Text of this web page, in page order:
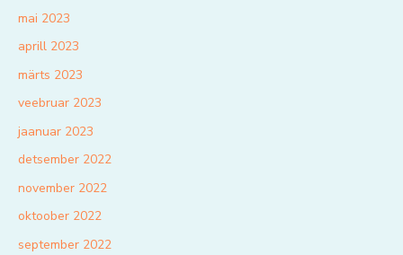
mai 2023
aprill 2023
märts 2023
veebruar 2023
jaanuar 2023
detsember 2022
november 2022
oktoober 2022
september 2022